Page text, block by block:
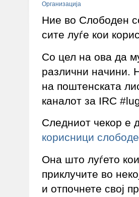
Организација
Ние во Слободен
сите луѓе кои
Со цел на ова да
различни начини.
на поштенската
каналот за IRC
Следниот чекор е
корисници
Она што луѓето
приклучите во
и отпочнете свој